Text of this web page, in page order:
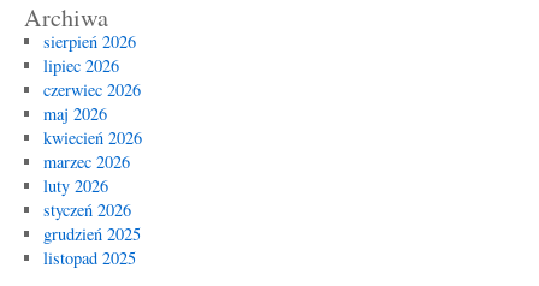
Archiwa
sierpień 2026
lipiec 2026
czerwiec 2026
maj 2026
kwiecień 2026
marzec 2026
luty 2026
styczeń 2026
grudzień 2025
listopad 2025